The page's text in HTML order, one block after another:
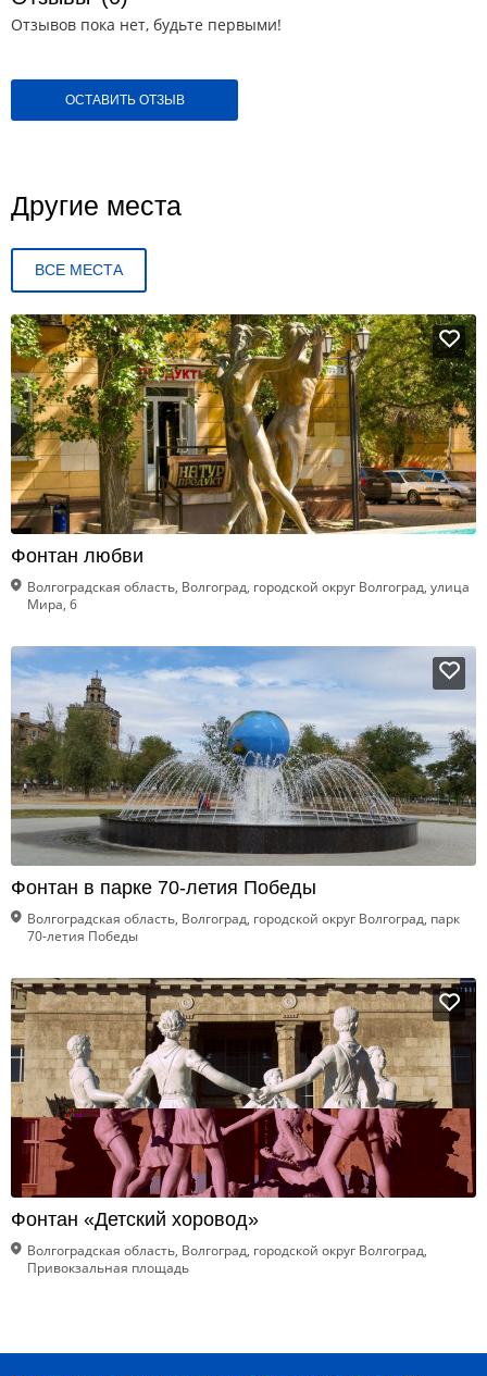
Отзывов пока нет, будьте первыми!
ОСТАВИТЬ ОТЗЫВ
Другие места
ВСЕ МЕСТА
Фонтан любви
Волгоградская область, Волгоград, городской округ Волгоград, улица
Мира, 6
Фонтан в парке 70-летия Победы
Волгоградская область, Волгоград, городской округ Волгоград, парк
70-летия Победы
Фонтан «Детский хоровод»
Волгоградская область, Волгоград, городской округ Волгоград,
Привокзальная площадь